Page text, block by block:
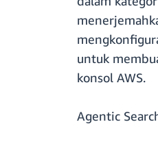
untuk
konsol AWS.
Agentic